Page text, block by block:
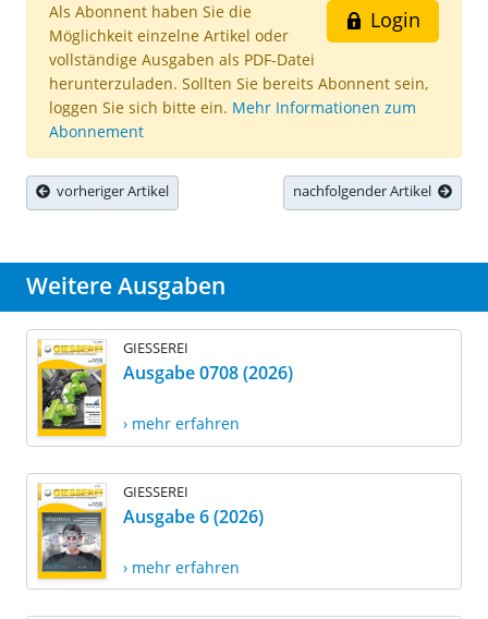
Login
Als Abonnent haben Sie die
Möglichkeit einzelne Artikel oder
vollständige Ausgaben als PDF-Datei
herunterzuladen. Sollten Sie bereits Abonnent sein,
loggen Sie sich bitte ein. Mehr Informationen zum
Abonnement
vorheriger Artikel nachfolgender Artikel
Weitere Ausgaben
GIESSEREI
Ausgabe 0708 (2026)
› mehr erfahren
GIESSEREI
Ausgabe 6 (2026)
› mehr erfahren